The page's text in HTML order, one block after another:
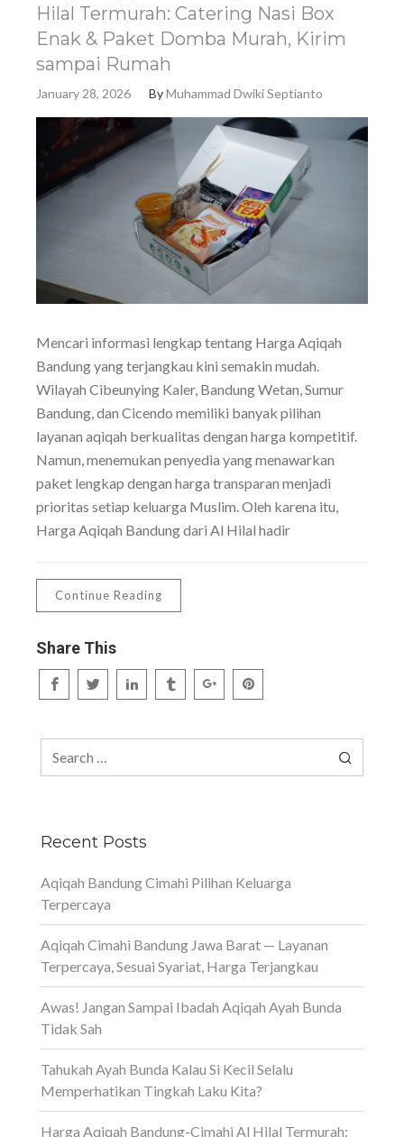
Hilal Termurah: Catering Nasi Box
Enak & Paket Domba Murah, Kirim
sampai Rumah
January 28, 2026 ByMuhammad Dwiki Septianto
Mencari informasi lengkap tentang Harga Aqiqah
Bandung yang terjangkau kini semakin mudah.
Wilayah Cibeunying Kaler, Bandung Wetan, Sumur
Bandung, dan Cicendo memiliki banyak pilihan
layanan aqiqah berkualitas dengan harga kompetitif.
Namun, menemukan penyedia yang menawarkan
paket lengkap dengan harga transparan menjadi
prioritas setiap keluarga Muslim. Oleh karena itu,
Harga Aqiqah Bandung dari Al Hilal hadir
Continue Reading
Share This
Recent Posts
Aqiqah Bandung Cimahi Pilihan Keluarga
Terpercaya
Aqiqah Cimahi Bandung Jawa Barat — Layanan
Terpercaya, Sesuai Syariat, Harga Terjangkau
Awas! Jangan Sampai Ibadah Aqiqah Ayah Bunda
Tidak Sah
Tahukah Ayah Bunda Kalau Si Kecil Selalu
Memperhatikan Tingkah Laku Kita?
Harga Aqiqah Bandung-Cimahi Al Hilal Termurah: